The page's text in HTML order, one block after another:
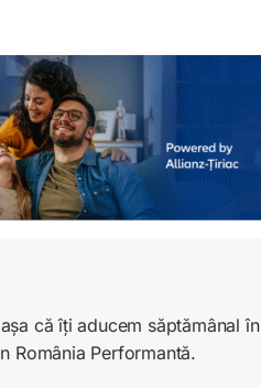
că îți aducem săptămânal în
România Performantă.